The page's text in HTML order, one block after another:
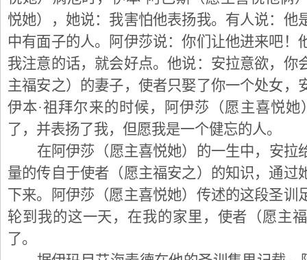
悦她），她说：我害怕他表扬我。有人说：他
中有面子的人。阿伊莎说：你们让他进来吧！
我注意的话，就会好点。他说：安拉意欲，你
主福安之）的妻子，使者只娶了你一个处女，
伊本·祖拜尔来的时候，阿伊莎（愿主喜悦她
了，并表扬了我，但愿我是一个健忘的人。
在阿伊莎（愿主喜悦她）的一生中，安拉
量的传自于使者（愿主福安之）的知识，通过
下来。阿伊莎（愿主喜悦她）传述的这段圣训
轮到我的这一天，在我的家里，使者（愿主
了。